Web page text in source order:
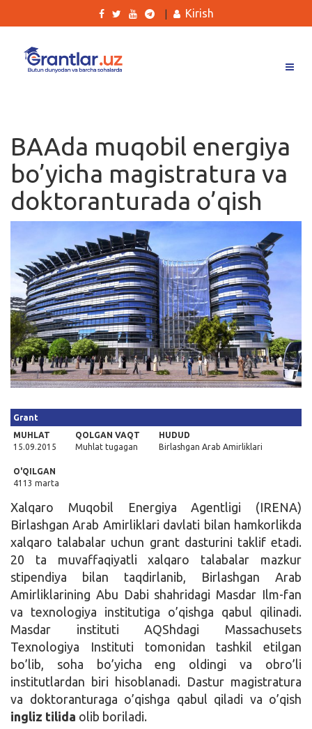
Ishlar
Kurslar
Blog
Qidirish
Kirish
Kirish
BAAda muqobil energiya
bo’yicha magistratura va
doktoranturada o’qish
Grant
MUHLAT
15.09.2015
QOLGAN VAQT
Muhlat tugagan
HUDUD
Birlashgan Arab Amirliklari
O'QILGAN
4113 marta
Xalqaro Muqobil Energiya Agentligi (IRENA)
Birlashgan Arab Amirliklari davlati bilan hamkorlikda
xalqaro talabalar uchun grant dasturini taklif etadi.
20 ta muvaffaqiyatli xalqaro talabalar mazkur
stipendiya bilan taqdirlanib, Birlashgan Arab
Amirliklarining Abu Dabi shahridagi Masdar Ilm-fan
va texnologiya institutiga o’qishga qabul qilinadi.
Masdar instituti AQShdagi Massachusets
Texnologiya Instituti tomonidan tashkil etilgan
bo’lib, soha bo’yicha eng oldingi va obro’li
institutlardan biri hisoblanadi. Dastur magistratura
va doktoranturaga o’qishga qabul qiladi va o’qish
ingliz tilida olib boriladi.